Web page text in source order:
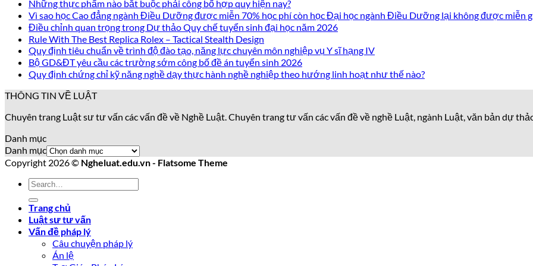
Những thực phẩm nào bắt buộc phải công bố hợp quy hiện nay?
Vì sao học Cao đẳng ngành Điều Dưỡng được miễn 70% học phí còn học Đại học ngành Điều Dưỡng lại không được miễn
Điều chỉnh quan trọng trong Dự thảo Quy chế tuyển sinh đại học năm 2026
Rule With The Best Replica Rolex – Tactical Stealth Design
Quy định tiêu chuẩn về trình độ đào tạo, năng lực chuyên môn nghiệp vụ Y sĩ hạng IV
Bộ GD&ĐT yêu cầu các trường sớm công bố đề án tuyển sinh 2026
Quy định chứng chỉ kỹ năng nghề dạy thực hành nghề nghiệp theo hướng linh hoạt như thế nào?
THÔNG TIN VỀ LUẬT
Chuyên trang Luật sư tư vấn các vấn đề về Nghề Luật. Chuyên trang tư vấn các vấn đề về nghề Luật, ngành Luật, văn bản dự
Danh mục
Danh mục
Copyright 2026 © Ngheluat.edu.vn - Flatsome Theme
Trang chủ
Luật sư tư vấn
Vấn đề pháp lý
Câu chuyện pháp lý
Án lệ